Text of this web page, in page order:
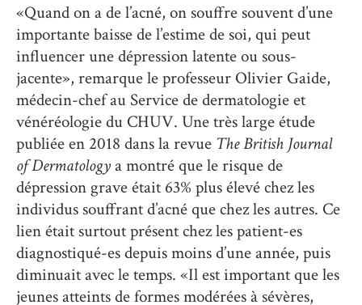
«Quand on a de l’acné, on souffre souvent d’une
importante baisse de l’estime de soi, qui peut
influencer une dépression latente ou sous-
jacente», remarque le professeur Olivier Gaide,
médecin-chef au Service de dermatologie et
vénéréologie du CHUV. Une très large étude
publiée en 2018 dans la revue The British Journal
of Dermatologya montré que le risque de
dépression grave était 63% plus élevé chez les
individus souffrant d’acné que chez les autres. Ce
lien était surtout présent chez les patient-es
diagnostiqué-es depuis moins d’une année, puis
diminuait avec le temps. «Il est important que les
jeunes atteints de formes modérées à sévères,